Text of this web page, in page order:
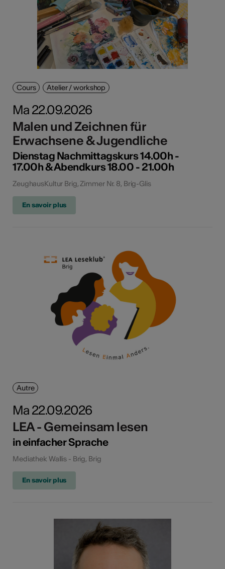
Cours Atelier / workshop
Ma 22.09.2026
Malen und Zeichnen für
Erwachsene & Jugendliche
Dienstag Nachmittagskurs 14.00h -
17.00h & Abendkurs 18.00 - 21.00h
ZeughausKultur Brig, Zimmer Nr. 8, Brig-Glis
En savoir plus
Autre
Ma 22.09.2026
LEA - Gemeinsam lesen
in einfacher Sprache
Mediathek Wallis - Brig, Brig
En savoir plus